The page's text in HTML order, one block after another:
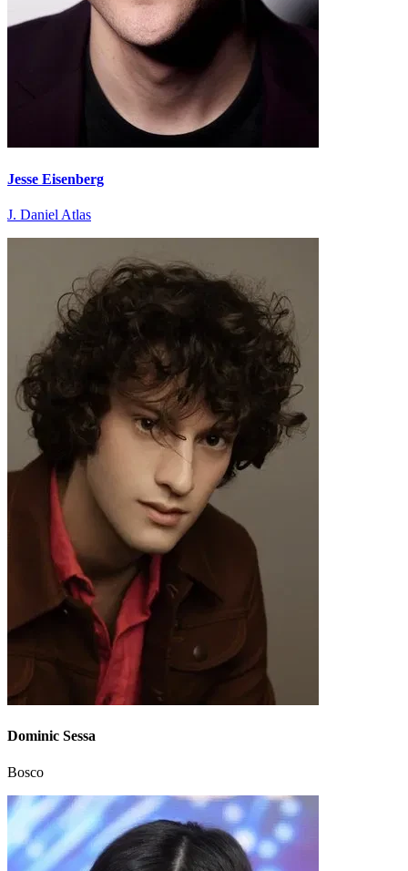
Jesse Eisenberg
J. Daniel Atlas
Dominic Sessa
Bosco